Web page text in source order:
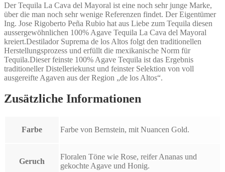
Der Tequila La Cava del Mayoral ist eine noch sehr junge Marke,
über die man noch sehr wenige Referenzen findet. Der Eigentümer
Ing. Jose Rigoberto Peña Rubio hat aus Liebe zum Tequila diesen
aussergewöhnlichen 100% Agave Tequila La Cava del Mayoral
kreiert.Destilador Suprema de los Altos folgt den traditionellen
Herstellungsprozess und erfüllt die mexikanische Norm für
Tequila.Dieser feinste 100% Agave Tequila ist das Ergebnis
traditioneller Distelleriekunst und feinster Selektion von voll
ausgereifte Agaven aus der Region „de los Altos“.
Zusätzliche Informationen
Farbe Farbe von Bernstein, mit Nuancen Gold.
Geruch
Floralen Töne wie Rose, reifer Ananas und
gekochte Agave und Honig.